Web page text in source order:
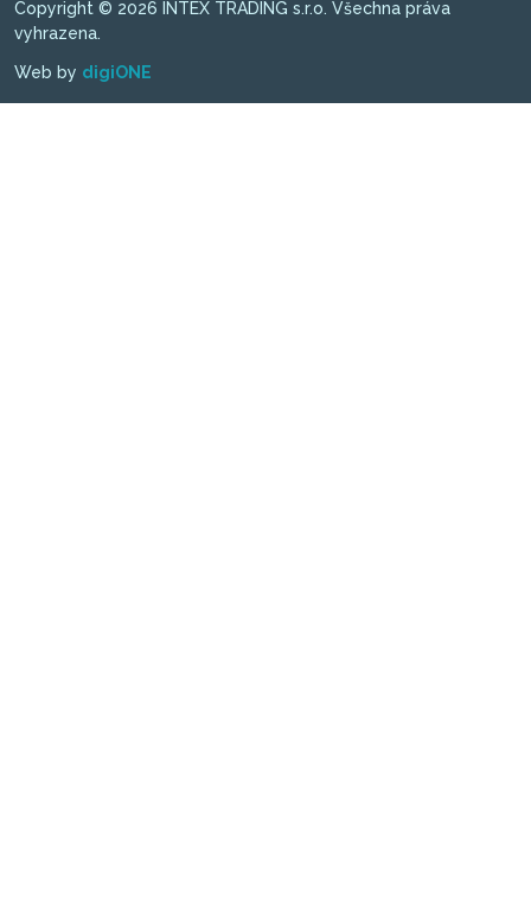
Copyright © 2026 INTEX TRADING s.r.o. Všechna práva
vyhrazena.
Web by digiONE